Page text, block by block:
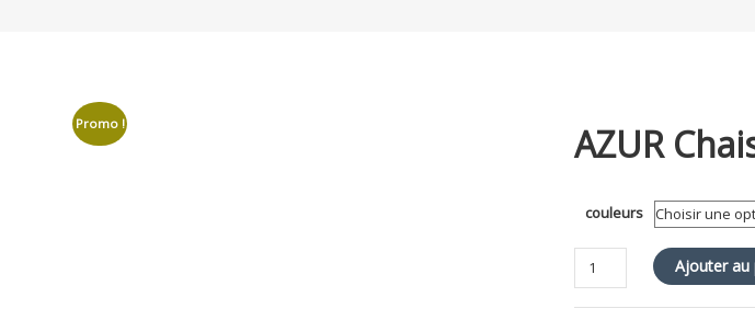
Promo ! AZUR
couleurs
de
AZUR
Ajouter au